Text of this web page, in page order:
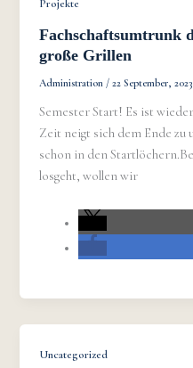
Projekte
Fachschaftsumtrunk
große Grillen
Administration /22 September, 2023
Semester Start! Es ist
Zeit neigt sich dem Ende zu
schon in den
losgeht, wollen wir
Uncategorized